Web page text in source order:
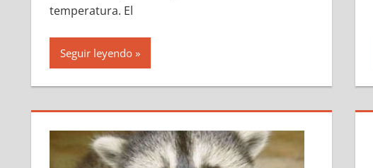
temperatura. El
Seguir leyendo